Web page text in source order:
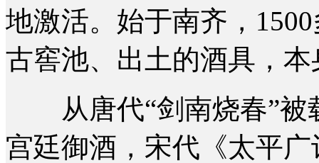
地激活。始于南齐，
古窖池、出土的酒具，
从唐代“剑南烧春”被
宫廷御酒，宋代《太平